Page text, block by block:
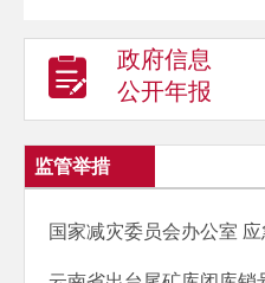
政府信息
公开年报
监管举措